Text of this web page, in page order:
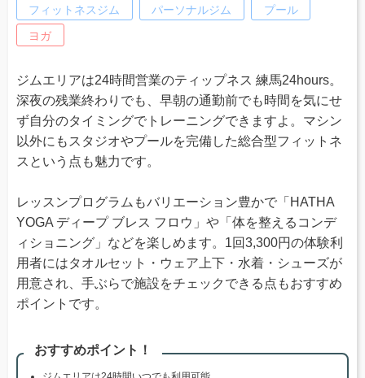
フィットネスジム パーソナルジム プール
ヨガ
ジムエリアは24時間営業のティップネス 練馬24hours。
深夜の残業終わりでも、早朝の通勤前でも時間を気にせ
ず自分のタイミングでトレーニングできますよ。マシン
以外にもスタジオやプールを完備した総合型フィットネ
スという点も魅力です。
レッスンプログラムもバリエーション豊かで「HATHA
YOGA ディープ ブレス フロウ」や「体を整えるコンデ
ィショニング」などを楽しめます。1回3,300円の体験利
用者にはタオルセット・ウェア上下・水着・シューズが
用意され、手ぶらで施設をチェックできる点もおすすめ
ポイントです。
おすすめポイント！